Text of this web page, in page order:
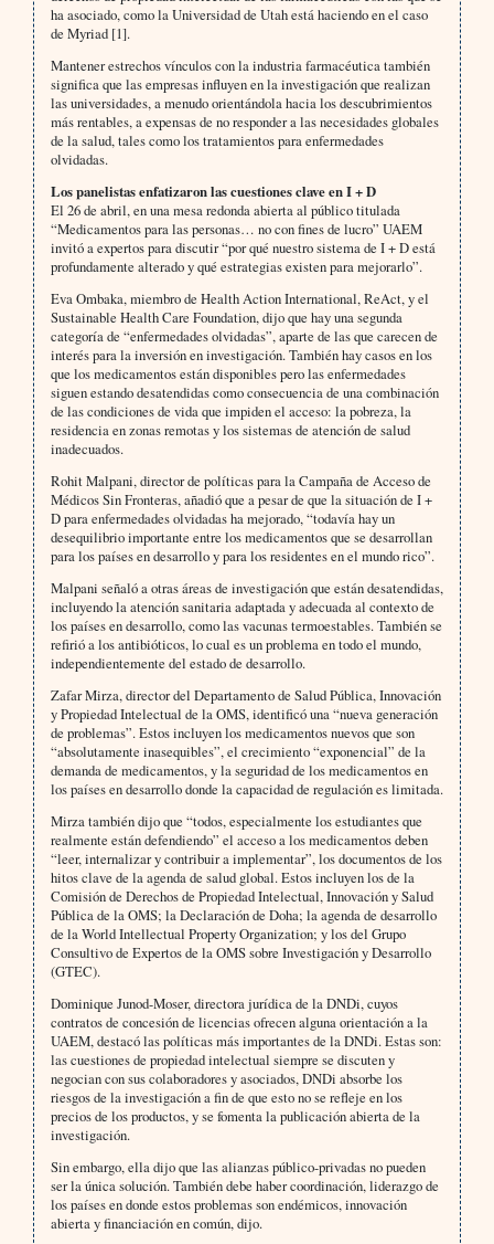
ha asociado, como la Universidad de Utah está haciendo en el caso
de Myriad [1].
Mantener estrechos vínculos con la industria farmacéutica también
significa que las empresas influyen en la investigación que realizan
las universidades, a menudo orientándola hacia los descubrimientos
más rentables, a expensas de no responder a las necesidades globales
de la salud, tales como los tratamientos para enfermedades
olvidadas.
Los panelistas enfatizaron las cuestiones clave en I + D
El 26 de abril, en una mesa redonda abierta al público titulada
“Medicamentos para las personas… no con fines de lucro” UAEM
invitó a expertos para discutir “por qué nuestro sistema de I + D está
profundamente alterado y qué estrategias existen para mejorarlo”.
Eva Ombaka, miembro de Health Action International, ReAct, y el
Sustainable Health Care Foundation, dijo que hay una segunda
categoría de “enfermedades olvidadas”, aparte de las que carecen de
interés para la inversión en investigación. También hay casos en los
que los medicamentos están disponibles pero las enfermedades
siguen estando desatendidas como consecuencia de una combinación
de las condiciones de vida que impiden el acceso: la pobreza, la
residencia en zonas remotas y los sistemas de atención de salud
inadecuados.
Rohit Malpani, director de políticas para la Campaña de Acceso de
Médicos Sin Fronteras, añadió que a pesar de que la situación de I +
D para enfermedades olvidadas ha mejorado, “todavía hay un
desequilibrio importante entre los medicamentos que se desarrollan
para los países en desarrollo y para los residentes en el mundo rico”.
Malpani señaló a otras áreas de investigación que están desatendidas,
incluyendo la atención sanitaria adaptada y adecuada al contexto de
los países en desarrollo, como las vacunas termoestables. También se
refirió a los antibióticos, lo cual es un problema en todo el mundo,
independientemente del estado de desarrollo.
Zafar Mirza, director del Departamento de Salud Pública, Innovación
y Propiedad Intelectual de la OMS, identificó una “nueva generación
de problemas”. Estos incluyen los medicamentos nuevos que son
“absolutamente inasequibles”, el crecimiento “exponencial” de la
demanda de medicamentos, y la seguridad de los medicamentos en
los países en desarrollo donde la capacidad de regulación es limitada.
Mirza también dijo que “todos, especialmente los estudiantes que
realmente están defendiendo” el acceso a los medicamentos deben
“leer, internalizar y contribuir a implementar”, los documentos de los
hitos clave de la agenda de salud global. Estos incluyen los de la
Comisión de Derechos de Propiedad Intelectual, Innovación y Salud
Pública de la OMS; la Declaración de Doha; la agenda de desarrollo
de la World Intellectual Property Organization; y los del Grupo
Consultivo de Expertos de la OMS sobre Investigación y Desarrollo
(GTEC).
Dominique Junod-Moser, directora jurídica de la DNDi, cuyos
contratos de concesión de licencias ofrecen alguna orientación a la
UAEM, destacó las políticas más importantes de la DNDi. Estas son:
las cuestiones de propiedad intelectual siempre se discuten y
negocian con sus colaboradores y asociados, DNDi absorbe los
riesgos de la investigación a fin de que esto no se refleje en los
precios de los productos, y se fomenta la publicación abierta de la
investigación.
Sin embargo, ella dijo que las alianzas público-privadas no pueden
ser la única solución. También debe haber coordinación, liderazgo de
los países en donde estos problemas son endémicos, innovación
abierta y financiación en común, dijo.